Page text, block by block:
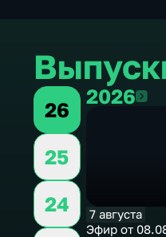
26
25
24
20262026
7 августа
Эфир от